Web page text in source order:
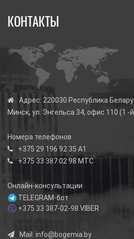
КОНТАКТЫ
Адрес: 220030 Республика
Минск, ул. Энгельса 34, офис 110 (1 -
Номера телефонов
+375 29 196 92 35 А1
+375 33 387 02 98МТС
Онлайн-консультации
TELEGRAM-бот
+375 33 387-02-98 VIBER
Mail: info@bogemia.by